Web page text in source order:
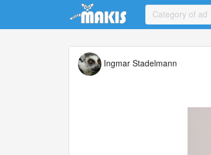
Update cookies preferences
Category of ad
Ingmar Stadelmann